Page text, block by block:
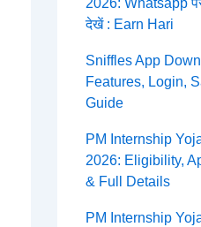
2026: Whatsapp
देखें : Earn Hari
Sniffles App
Features, Login,
Guide
PM Internship
2026: Eligibility,
& Full Details
PM Internship